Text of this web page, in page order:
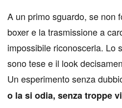
A un primo sguardo, se non
boxer e la trasmissione a
impossibile riconoscerla. Lo
sono tese e il look
Un esperimento senza
o la si odia, senza troppe